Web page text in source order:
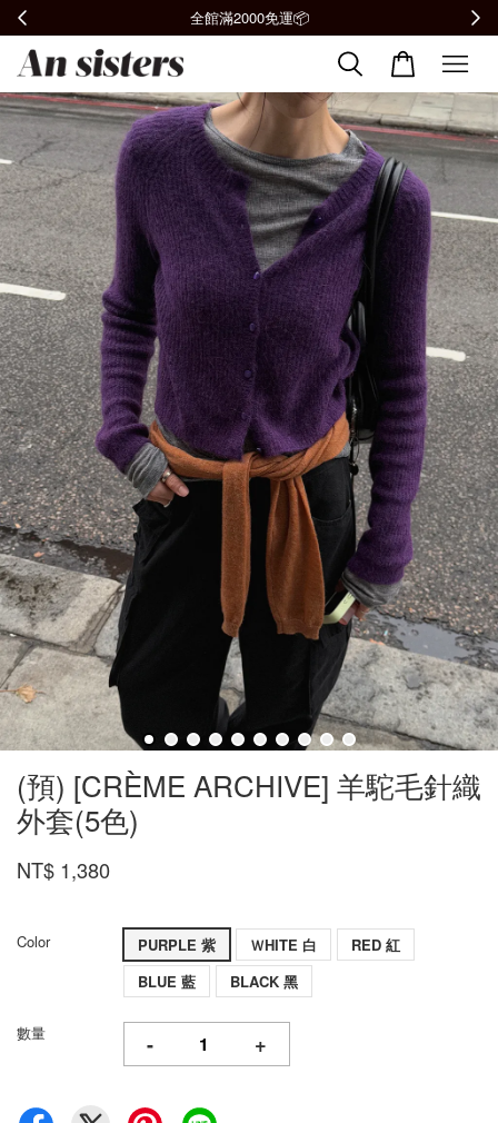
加入會員贈購物金100元
(預) [CRÈME ARCHIVE] 羊駝毛針織
外套(5色)
NT$ 1,380
Color PURPLE 紫 ＷHITE 白
RED 紅
BLUE 藍
BLACK 黑
數量 - +